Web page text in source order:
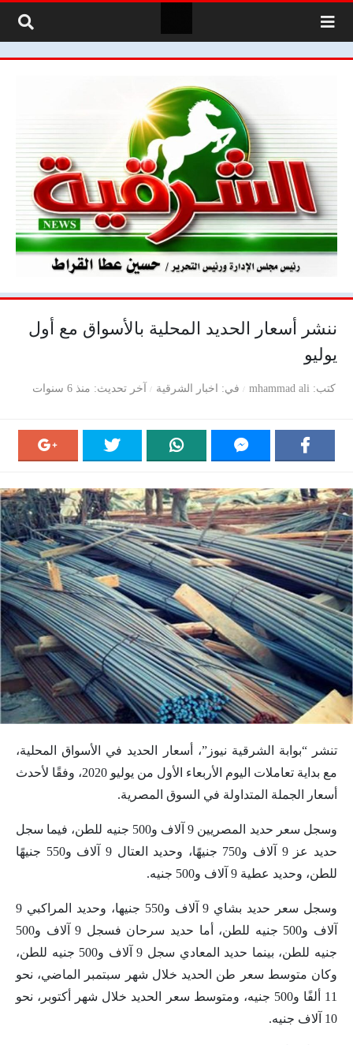
ننشر أسعار الحديد المحلية بالأسواق مع أول
يوليو
كتب mhammad ali في اخبار الشرقية آخر تحديث منذ 6 سنوات
تنشر “بوابة الشرقية نيوز”، أسعار الحديد في الأسواق المحلية،
مع بداية تعاملات اليوم الأربعاء الأول من يوليو 2020، وفقًا لأحدث
أسعار الجملة المتداولة في السوق المصرية.
وسجل سعر حديد المصريين 9 آلاف و500 جنيه للطن، فيما سجل
حديد عز 9 آلاف و750 جنيهًا، وحديد العتال 9 آلاف و550 جنيهًا
للطن، وحديد عطية 9 آلاف و500 جنيه.
وسجل سعر حديد بشاي 9 آلاف و550 جنيها، وحديد المراكبي 9
آلاف و500 جنيه للطن، أما حديد سرحان فسجل 9 آلاف و500
جنيه للطن، بينما حديد المعادي سجل 9 آلاف و500 جنيه للطن،
وكان متوسط سعر طن الحديد خلال شهر سبتمبر الماضي، نحو
11 ألفًا و500 جنيه، ومتوسط سعر الحديد خلال شهر أكتوبر، نحو
10 آلاف جنيه.